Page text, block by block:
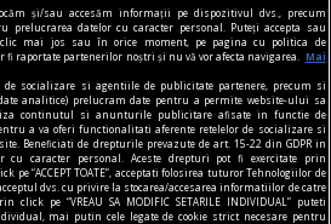
și/sau accesăm informații pe dispozitivul dvs., precum
prelucrarea datelor cu caracter personal. Puteți accepta sau
clic mai jos sau în orice moment, pe pagina cu politica de
fi raportate partenerilor noștri și nu vă vor afecta navigarea.
Mai
socializare si agentiile de publicitate partenere, precum si
analitice) prelucram date pentru a permite website-ului sa
continutul si anunturile publicitare afisate in functie de
a va oferi functionalitati aferente retelelor de socializare si
Beneficiati de drepturile prevazute de art. 15-22 din GDPR in
cu caracter personal. Aceste drepturi pot fi exercitate prin
pe “ACCEPT TOATE”, acceptati folosirea tuturor Tehnologiilor de
dvs. cu privire la stocarea/accesarea informatiilor de catre
click pe “VREAU SA MODIFIC SETARILE INDIVIDUAL” puteti
mai putin cele legate de cookie strict necesare pentru